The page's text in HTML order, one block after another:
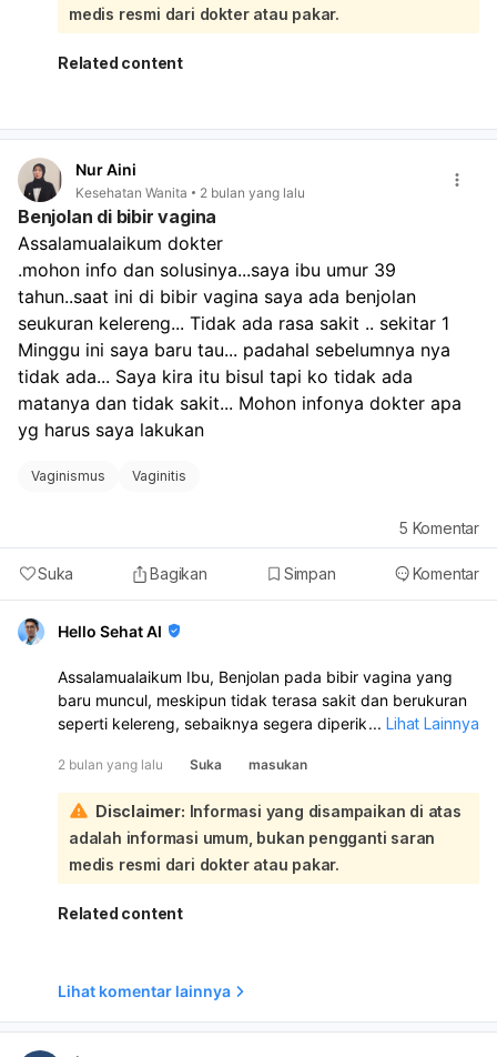
hormonal tubuh Anda setelah menghentikan asupan
hormon dari pil KB, yang bisa menyebabkan perdarahan
tidak teratur atau flek. Namun, flek yang disertai rasa
lain yang mungkin juga perlu dievaluasi adalah
Meskipun tidak semua flek coklat atau gatal berbahaya,
penting untuk mendapatkan diagnosis yang tepat. Hanya
dokter spesialis kandungan yang dapat melakukan
pemeriksaan fisik, mungkin mengambil sampel cairan
vagina untuk pemeriksaan laboratorium, atau melakukan
USG jika diperlukan, untuk mengetahui penyebab pasti
keluhan Anda. Dengan demikian, penanganan yang
sesuai dapat diberikan untuk mengatasi fleas dan gatal
yang Anda alami, serta memastikan tidak ada kondisi
serius yang mendasari.
medis resmi dari dokter atau pakar.
Related content
Nur Aini
Kesehatan Wanita 2 bulan yang lalu
Benjolan di bibir vagina
Assalamualaikum dokter
.mohon info dan solusinya...saya ibu umur 39
tahun..saat ini di bibir vagina saya ada benjolan
seukuran kelereng... Tidak ada rasa sakit .. sekitar 1
Minggu ini saya baru tau... padahal sebelumnya nya
tidak ada... Saya kira itu bisul tapi ko tidak ada
matanya dan tidak sakit... Mohon infonya dokter apa
yg harus saya lakukan
Vaginismus Vaginitis
Suka Bagikan Simpan Komentar
5 Komentar
Hello Sehat AI
Assalamualaikum Ibu, Benjolan pada bibir vagina yang
baru muncul, meskipun tidak terasa sakit dan berukuran
seperti kelereng, sebaiknya segera diperiksakan ke
area tersebut, dan pemeriksaan langsung diperlukan
untuk diagnosis yang akurat:
Beberapa penyebab benjolan yang tidak nyeri bisa
meliputi kista vagina (misalnya kista Bartholin atau kista
inklusi yang terbentuk akibat folikel rambut tersumbat),
atau varises vagina (pembengkakan pembuluh darah
yang seringkali tidak menimbulkan nyeri dan umum pada
perlu dievaluasi. Meskipun benjolan ini tidak sakit dan
baru Ibu sadari sekitar satu minggu ini, penting untuk
... Lihat Lainnya
2 bulan yang lalu Suka masukan
Disclaimer: Informasi yang disampaikan di atas
adalah informasi umum, bukan pengganti saran
medis resmi dari dokter atau pakar.
Related content
Lihat komentar lainnya